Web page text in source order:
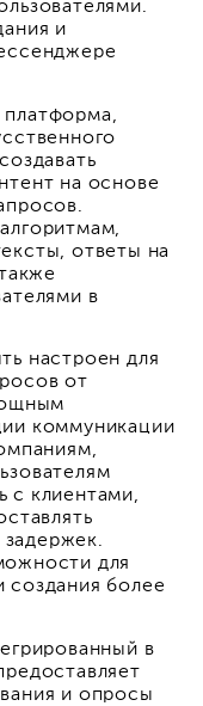
и
на основе
ответы на
в
настроен для
от
коммуникации
с клиентами,
для
создания более
в
и опросы